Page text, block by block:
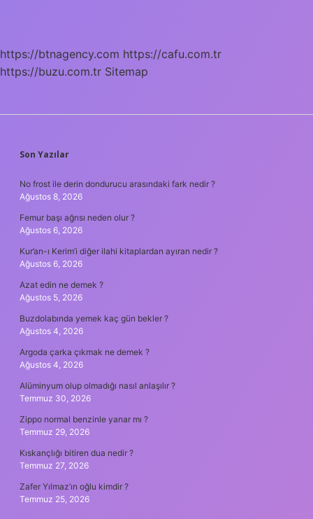
https://btnagency.com https://cafu.com.tr
https://buzu.com.tr Sitemap
SIDEBAR
Son Yazılar
No frost ile derin dondurucu arasındaki fark nedir ?
Ağustos 8, 2026
Femur başı ağrısı neden olur ?
Ağustos 6, 2026
Kur’an-ı Kerim’i diğer ilahi kitaplardan ayıran nedir ?
Ağustos 6, 2026
Azat edin ne demek ?
Ağustos 5, 2026
Buzdolabında yemek kaç gün bekler ?
Ağustos 4, 2026
Argoda çarka çıkmak ne demek ?
Ağustos 4, 2026
Alüminyum olup olmadığı nasıl anlaşılır ?
Temmuz 30, 2026
Zippo normal benzinle yanar mı ?
Temmuz 29, 2026
Kıskançlığı bitiren dua nedir ?
Temmuz 27, 2026
Zafer Yılmaz’ın oğlu kimdir ?
Temmuz 25, 2026